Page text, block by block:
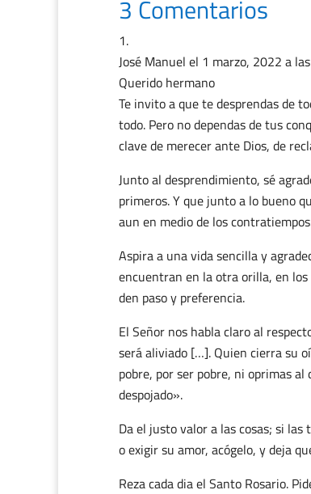
3 Comentarios
José Manuel el 1 marzo, 2022 a
Querido hermano
Te invito a que te desprendas de
todo. Pero no dependas de tus
clave de merecer ante Dios, de
Junto al desprendimiento, sé
primeros. Y que junto a lo bueno
aun en medio de los
Aspira a una vida sencilla y
encuentran en la otra orilla, en
den paso y preferencia.
El Señor nos habla claro al
será aliviado […]. Quien cierra su
pobre, por ser pobre, ni oprimas
despojado».
Da el justo valor a las cosas; si
o exigir su amor, acógelo, y deja
Reza cada dia el Santo Rosario.